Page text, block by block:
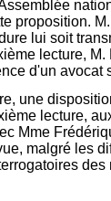
proposition.
lui soit
lecture,
d'un avocat
une
lecture,
Mme
malgré les